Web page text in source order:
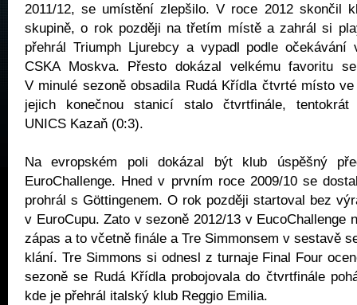
2011/12, se umístění zlepšilo. V roce 2012 skončil
skupině, o rok později na třetím místě a zahrál si
přehrál Triumph Ljurebcy a vypadl podle očekávání
CSKA Moskva. Přesto dokázal velkému favoritu
V minulé sezoně obsadila Rudá Křídla čtvrté místo
jejich konečnou stanicí stalo čtvrtfinále, tentokrát
UNICS Kazaň (0:3).
Na evropském poli dokázal být klub úspěšný
EuroChallenge. Hned v prvním roce 2009/10 se
prohrál s Göttingenem. O rok později startoval bez
v EuroCupu. Zato v sezoně 2012/13 v EucoChallenge
zápas a to včetně finále a Tre Simmonsem v sestavě
klání. Tre Simmons si odnesl z turnaje Final Four
sezoně se Rudá Křídla probojovala do čtvrtfinále
kde je přehrál italský klub Reggio Emilia.